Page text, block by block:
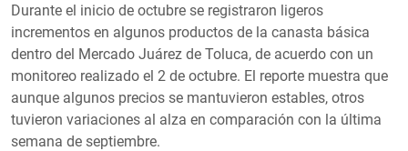
Durante el inicio de octubre se registraron ligeros
incrementos en algunos productos de la canasta básica
dentro del Mercado Juárez de Toluca, de acuerdo con un
monitoreo realizado el 2 de octubre. El reporte muestra que
aunque algunos precios se mantuvieron estables, otros
tuvieron variaciones al alza en comparación con la última
semana de septiembre.